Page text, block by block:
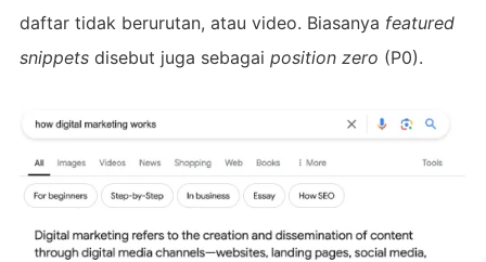
daftar tidak berurutan, atau video. Biasanya featured
snippets disebut juga sebagai position zero (P0).